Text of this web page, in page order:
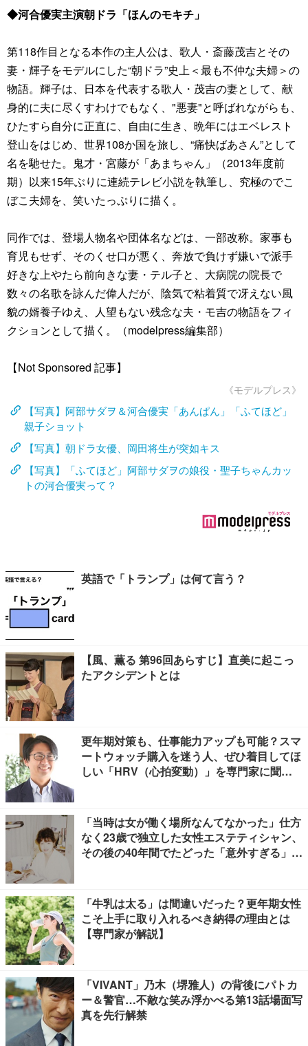
◆河合優実主演朝ドラ「ほんのモキチ」
第118作目となる本作の主人公は、歌人・斎藤茂吉とその
妻・輝子をモデルにした“朝ドラ”史上＜最も不仲な夫婦＞の
物語。輝子は、日本を代表する歌人・茂吉の妻として、献
身的に夫に尽くすわけでもなく、"悪妻"と呼ばれながらも、
ひたすら自分に正直に、自由に生き、晩年にはエベレスト
登山をはじめ、世界108か国を旅し、“痛快ばあさん”として
名を馳せた。鬼才・宮藤が「あまちゃん」（2013年度前
期）以来15年ぶりに連続テレビ小説を執筆し、究極のでこ
ぼこ夫婦を、笑いたっぷりに描く。
同作では、登場人物名や団体名などは、一部改称。家事も
育児もせず、そのくせ口が悪く、奔放で負けず嫌いで派手
好きな上やたら前向きな妻・テル子と、大病院の院長で
数々の名歌を詠んだ偉人だが、陰気で粘着質で冴えない風
貌の婿養子ゆえ、人望もない残念な夫・モ吉の物語をフィ
クションとして描く。（modelpress編集部）
【Not Sponsored 記事】
《モデルプレス》
【写真】阿部サダヲ＆河合優実「あんぱん」「ふてほど」
親子ショット
【写真】朝ドラ女優、岡田将生が突如キス
【写真】「ふてほど」阿部サダヲの娘役・聖子ちゃんカッ
トの河合優実って？
英語で「トランプ」は何て言う？
【風、薫る 第96回あらすじ】直美に起こっ
たアクシデントとは
更年期対策も、仕事能力アップも可能？スマ
ートウォッチ購入を迷う人、ぜひ着目してほ
しい「HRV（心拍変動）」を専門家に聞き
「当時は女が働く場所なんてなかった」仕方
なく23歳で独立した女性エステティシャン、
その後の40年間でたどった「意外すぎる」紆
「牛乳は太る」は間違いだった？更年期女性
こそ上手に取り入れるべき納得の理由とは
【専門家が解説】
「VIVANT」乃木（堺雅人）の背後にパトカ
ー＆警官…不敵な笑み浮かべる第13話場面写
真を先行解禁